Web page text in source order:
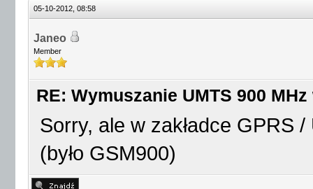
05-10-2012, 08:58
Janeo
Member
RE: Wymuszanie UMTS 900
Sorry, ale w zakładce GPRS
(było GSM900)